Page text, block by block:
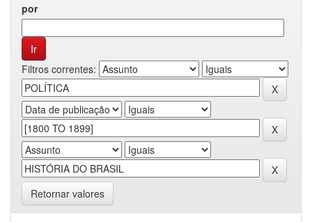
por
Filtros correntes:
Retornar valores